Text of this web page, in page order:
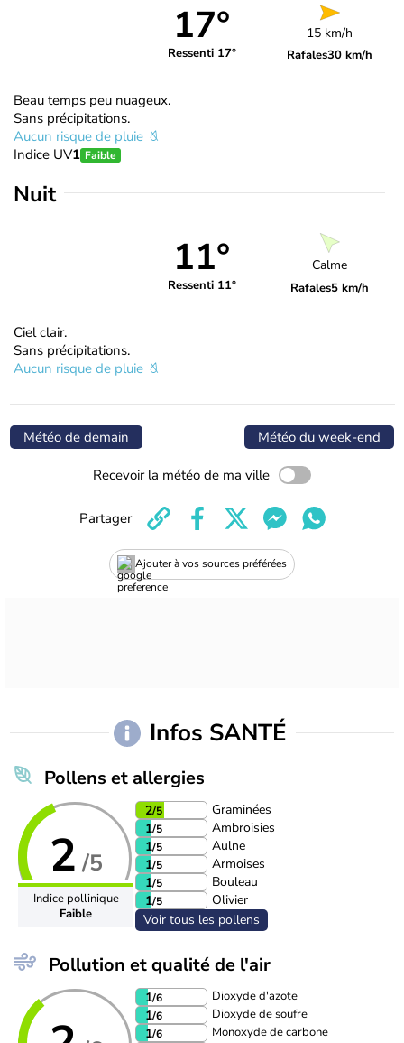
17°
Ressenti 17°
15 km/h
Rafales30 km/h
Beau temps peu nuageux.
Sans précipitations.
Aucun risque de pluie
Indice UV1 Faible
Nuit
11°
Ressenti 11°
Calme
Rafales5 km/h
Ciel clair.
Sans précipitations.
Aucun risque de pluie
Météo de demain Météo du week-end
Recevoir la météo de ma ville
Ajouter à vos sources préférées
Partager
Infos SANTÉ
Pollens et allergies
2 /5
Indice pollinique
Faible
2/5
Graminées
1/5
Ambroisies
1/5
Aulne
1/5
Armoises
1/5
Bouleau
1/5
Olivier
Voir tous les pollens
Pollution et qualité de l'air
1/6 Dioxyde d'azote
1/6 Dioxyde de soufre
1/6 Monoxyde de carbone